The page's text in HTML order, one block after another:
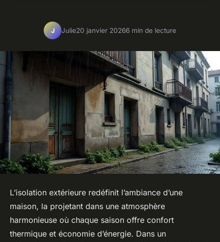
J Julie20 janvier 20266 min de lecture
L’isolation extérieure redéfinit l’ambiance d’une
maison, la projetant dans une atmosphère
harmonieuse où chaque saison offre confort
thermique et économie d’énergie. Dans un